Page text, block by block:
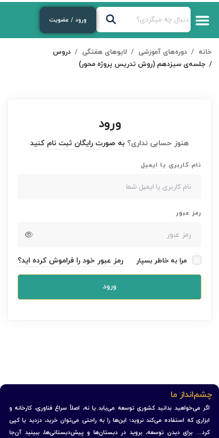
ورود / عضویت
خانه دوره‌های آموزشی لایوهای هفتگی
دروس
جلسه‌ی سیزدهم (روش تدریس پروژه محور)
ورود
هنوز حسابی نداری؟ به صورت رایگان ثبت نام کنید
نام کاربری یا ایمیل
رمز عبور
مرا به خاطر بسپار رمز عبور خود را فراموش کرده اید؟
ورود
چشم‌انداز ما
اگر می‌خواهید بدانید کشوری توسعه می‌یابد یا نه، اصلاً سراغ فناوری، کارخانه و
ابزاری که استفاده می‌کند نروید؛ این‌ها را به راحتی می‌توان خرید، دزدید یا کپی
کرد… برای دیدن توسعه، بروید در دبستان‌ها و پیش‌دبستانی‌ها، ببینید آن‌جا